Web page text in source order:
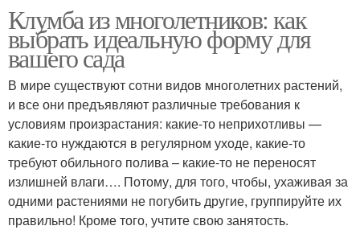
Клумба из многолетников: как
выбрать идеальную форму для
вашего сада
В мире существуют сотни видов многолетних растений,
и все они предъявляют различные требования к
условиям произрастания: какие-то неприхотливы —
какие-то нуждаются в регулярном уходе, какие-то
требуют обильного полива – какие-то не переносят
излишней влаги…. Потому, для того, чтобы, ухаживая за
одними растениями не погубить другие, группируйте их
правильно! Кроме того, учтите свою занятость.